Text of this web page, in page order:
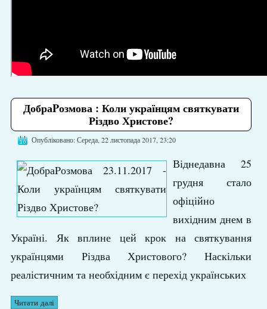
ДобраPозмова : Коли українцям святкувати
Різдво Христове?
Опубліковано: Середа, 22 листопада 2017, 23:20
Віднедавна 25
грудня стало
офіційно
вихідним днем в
Україні. Як вплине цей крок на святкування
українцями Різдва Христового? Наскільки
реалістичним та необхідним є перехід українських
Читати далі